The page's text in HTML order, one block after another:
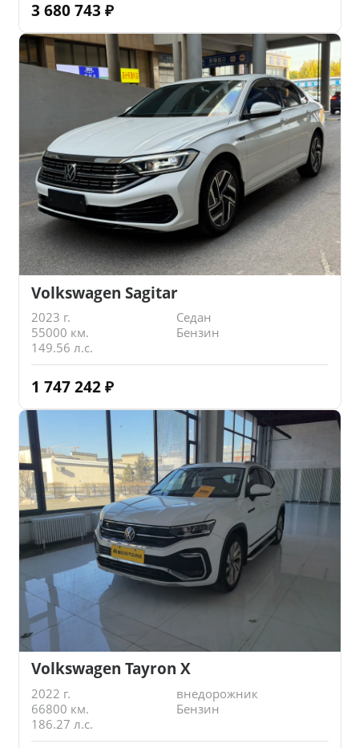
3 680 743 ₽
Volkswagen Sagitar
2023 г.
Седан
55000 км.
Бензин
149.56 л.с.
1 747 242 ₽
Volkswagen Tayron X
2022 г.
внедорожник
66800 км.
Бензин
186.27 л.с.